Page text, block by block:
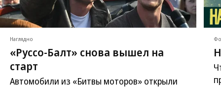
Наглядно
«Руссо-Балт» снова вышел на
старт
Автомобили из «Битвы моторов» открыли